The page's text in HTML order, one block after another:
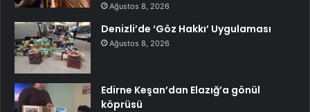
Ağustos 8, 2026
Denizli’de ‘Göz Hakkı’ Uygulaması
Ağustos 8, 2026
Edirne Keşan’dan Elazığ’a gönül
köprüsü